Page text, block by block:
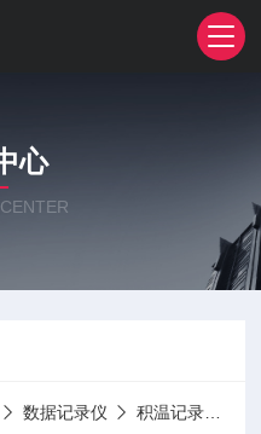
心
数据记录仪 积温记录仪